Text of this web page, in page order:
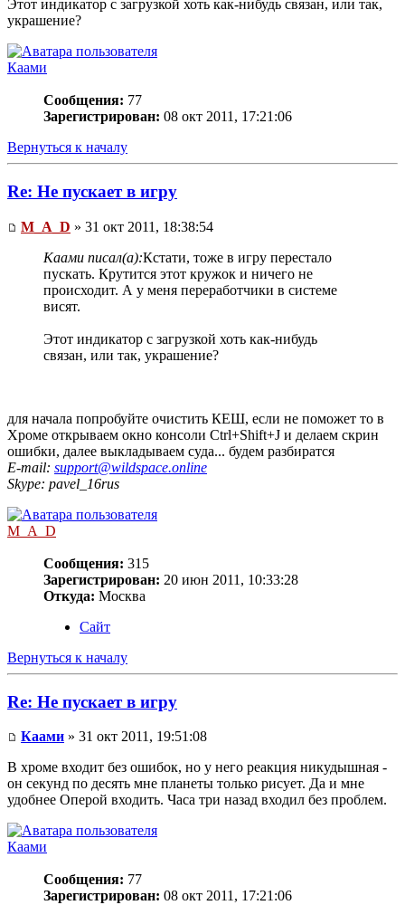
Этот индикатор с загрузкой хоть как-нибудь связан, или так,
украшение?
Каами
Сообщения: 77
Зарегистрирован: 08 окт 2011, 17:21:06
Вернуться к началу
Re: Не пускает в игру
M_A_D » 31 окт 2011, 18:38:54
Каами писал(а):Кстати, тоже в игру перестало
пускать. Крутится этот кружок и ничего не
происходит. А у меня переработчики в системе
висят.
Этот индикатор с загрузкой хоть как-нибудь
связан, или так, украшение?
для начала попробуйте очистить КЕШ, если не поможет то в
Хроме открываем окно консоли Ctrl+Shift+J и делаем скрин
ошибки, далее выкладываем суда... будем разбиратся
E-mail: support@wildspace.online
Skype: pavel_16rus
M_A_D
Сообщения: 315
Зарегистрирован: 20 июн 2011, 10:33:28
Откуда: Москва
Сайт
Вернуться к началу
Re: Не пускает в игру
Каами » 31 окт 2011, 19:51:08
В хроме входит без ошибок, но у него реакция никудышная -
он секунд по десять мне планеты только рисует. Да и мне
удобнее Оперой входить. Часа три назад входил без проблем.
Каами
Сообщения: 77
Зарегистрирован: 08 окт 2011, 17:21:06